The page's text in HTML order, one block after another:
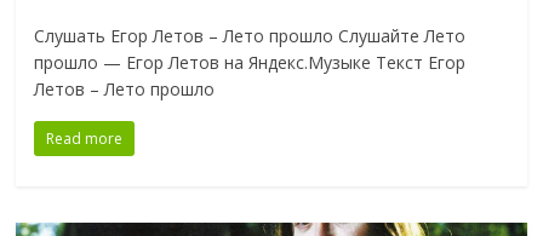
Слушать Егор Летов – Лето прошло Слушайте Лето
прошло — Егор Летов на Яндекс.Музыке Текст Егор
Летов – Лето прошло
Read more